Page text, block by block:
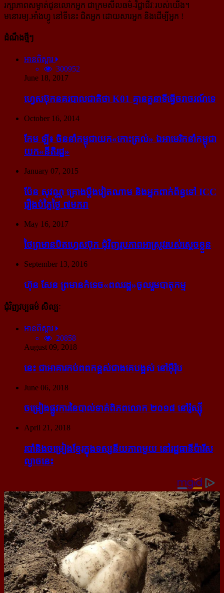
រក្សាភាពសម្ងាត់ជូនលោកអ្នក ជាក្រមសីលធម៌-​វិជ្ជាជីវៈ​របស់យើង។
មនោរម្យ.អាំងហ្វូ នៅទីនេះ ជិតអ្នក ដោយសារអ្នក និងដើម្បីអ្នក !
ដំណឹងថ្មីៗ
អានពិស្ដារ
300952
June 18, 2017
ហ្វេសប៊ុក​នគរបាល​ជាតិ​ថា K01 គ្មាន​តួនាទី​ធ្វើ​ចរាចរណ៍​ទេ
October 16, 2014
កែម ឡី៖ ចិន​នាំ​កម្ពុជា​យក​«កោះ​ត្រល់» ឯ​អាមេរិក​នាំ​កម្ពុជា​
យក​«នីតិរដ្ឋ»
January 07, 2015
ប៉ែន សុវណ្ណ គ្រោង​ប្តឹង​វៀតណាម និង​អ្នក​ពាក់​ព័ន្ធ​ទៅ ICC
រឿង​បំភ្លៃ​ថ្ងៃ ៧​មករា
May 16, 2017
ថៃ​ព្រមាន​បិត​ហ្វេសប៊ុក ជុំ​វិញ​រូបភាព​អាស្រូវ​របស់​ស្ដេច​ខ្លួន
September 13, 2016
ហ៊ុន សែន ព្រមាន​កំទេច​«ពលរដ្ឋ»​ចូលរួម​បាតុកម្ម
ជុំវិញវប្បធម៌ សិល្បៈ
អានពិស្ដារ
20858
August 09, 2018
នេះ ជា​អាគារ​កប់​ពពក​ខ្ពស់​ជាង​គេ​បង្អស់ នៅ​អ៊ឺរ៉ុប
June 06, 2018
ចម្រៀង​ផ្លូវការ​នៃ​បាល់ទាត់​ពិភពលោក ២០១៨ នៅ​រ៉ូស្ស៊ី
April 21, 2018
របាំ​និង​ចម្រៀង​ខ្មែរ​ក្នុង​ទស្សនីយភាព​មួយ នៅ​រដ្ឋធានី​ប៉ារីស​
ល្ងាច​នេះ